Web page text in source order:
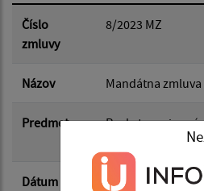
Dátum zverejnenia do:
Suma od:
Číslo
zmluvy
8/2023 MZ
Názov Mandátna zmluva
Predmet
Poskytovanie
Dátum
24.03.2023